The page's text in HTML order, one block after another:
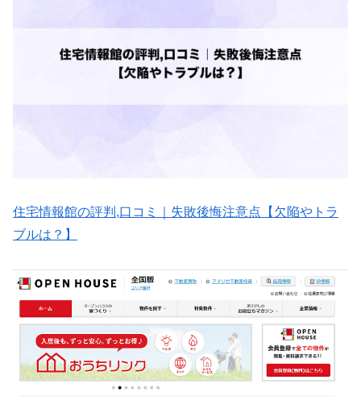
住宅情報館の評判,口コミ｜失敗後悔注意点【欠陥やトラ
ブルは？】